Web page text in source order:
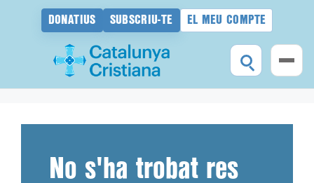
DONATIUS SUBSCRIU-TE EL MEU COMPTE
No s'ha trobat res